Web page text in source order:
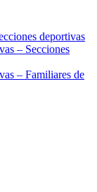
deportivas
– Secciones
– Familiares de